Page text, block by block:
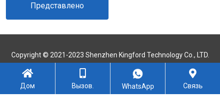
Представлено
Copyright © 2021-2023 Shenzhen Kingford Technology Co., LTD.
Все права защищены.
Дом Вызов. WhatsApp Связь